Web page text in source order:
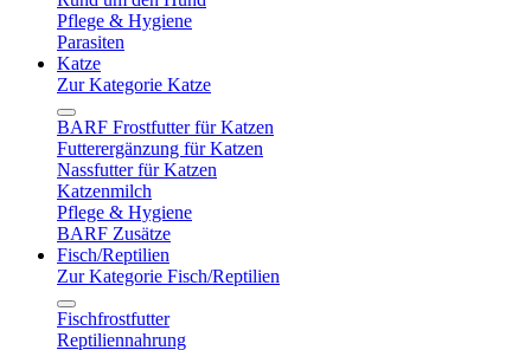
Pflege & Hygiene
Parasiten
Katze
Zur Kategorie Katze
BARF Frostfutter für Katzen
Futterergänzung für Katzen
Nassfutter für Katzen
Katzenmilch
Pflege & Hygiene
BARF Zusätze
Fisch/Reptilien
Zur Kategorie Fisch/Reptilien
Fischfrostfutter
Reptiliennahrung